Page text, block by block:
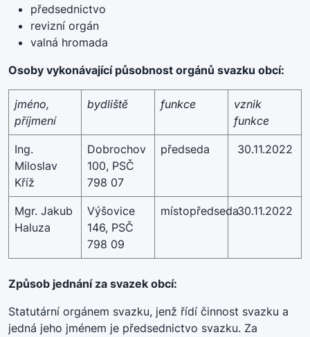
předsednictvo
revizní orgán
valná hromada
Osoby vykonávající působnost orgánů svazku obcí:
jméno,
příjmení
bydliště funkce
vznik
funkce
Ing.
Miloslav
Kříž
Dobrochov
100, PSČ
798 07
předseda 30.11.2022
Mgr. Jakub
Haluza
Výšovice
146, PSČ
798 09
místopředseda30.11.2022
Způsob jednání za svazek obcí:
Statutární orgánem svazku, jenž řídí činnost svazku a
jedná jeho jménem je předsednictvo svazku. Za